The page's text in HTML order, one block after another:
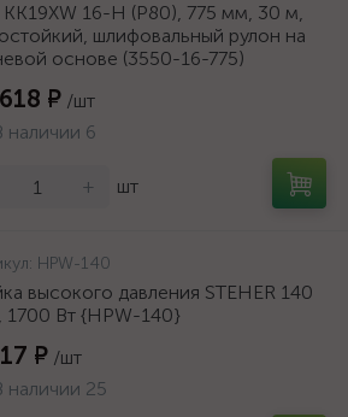
KK19XW 16-H (Р80), 775 мм, 30 м,
шлифовальный рулон на
основе (3550-16-775)
₽ /шт
наличии 6
+ шт
HPW-140
высокого давления STEHER 140
1700 Вт {HPW-140}
₽ /шт
наличии 25